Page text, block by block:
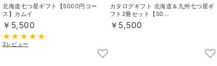
北海道七つ星ギフト【5000円コー
ス】カムイ
￥5,500
3レビュー
カタログギフト 北海道＆九州七つ星ギ
フト2冊セット【50...
￥5,500